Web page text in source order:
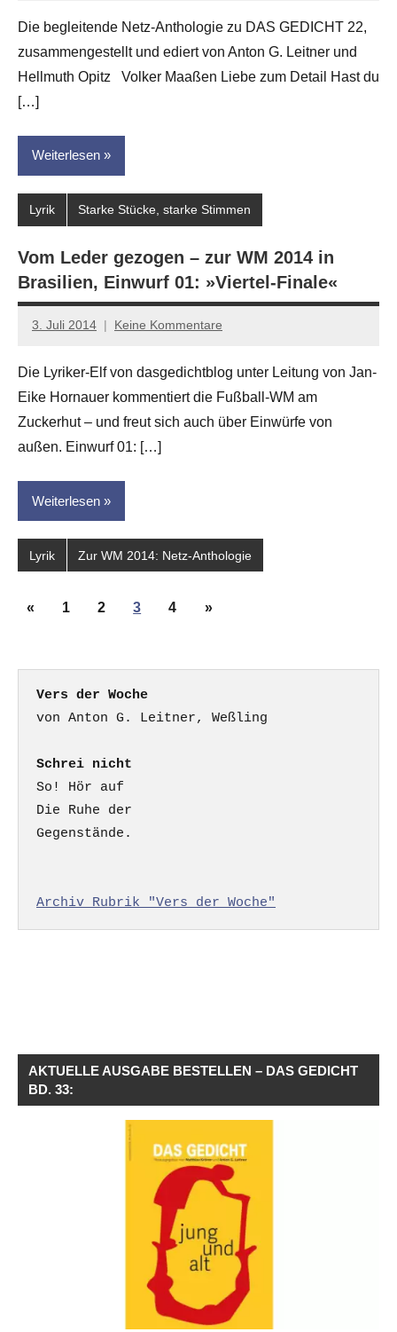
Leitner
Die begleitende Netz-Anthologie zu DAS GEDICHT 22,
zusammengestellt und ediert von Anton G. Leitner und
Hellmuth Opitz Volker Maaßen Liebe zum Detail Hast du
[…]
Weiterlesen
Lyrik Starke Stücke, starke Stimmen
Vom Leder gezogen – zur WM 2014 in
Brasilien, Einwurf 01: »Viertel-Finale«
3. Juli 2014
Jan-
Hornauer
für
dasgedichtblog
Keine Kommentare
Die Lyriker-Elf von dasgedichtblog unter Leitung von Jan-
Eike Hornauer kommentiert die Fußball-WM am
Zuckerhut – und freut sich auch über Einwürfe von
außen. Einwurf 01: […]
Weiterlesen
Lyrik Zur WM 2014: Netz-Anthologie
Seitennummerierung
«Vorherige
1 2 3 4
Nächste
»
Vers der Woche
Schrei nicht
So! Hör auf
Die Ruhe der
Gegenstände.
Archiv Rubrik "Vers der Woche"
AKTUELLE AUSGABE BESTELLEN – DAS GEDICHT
BD. 33: